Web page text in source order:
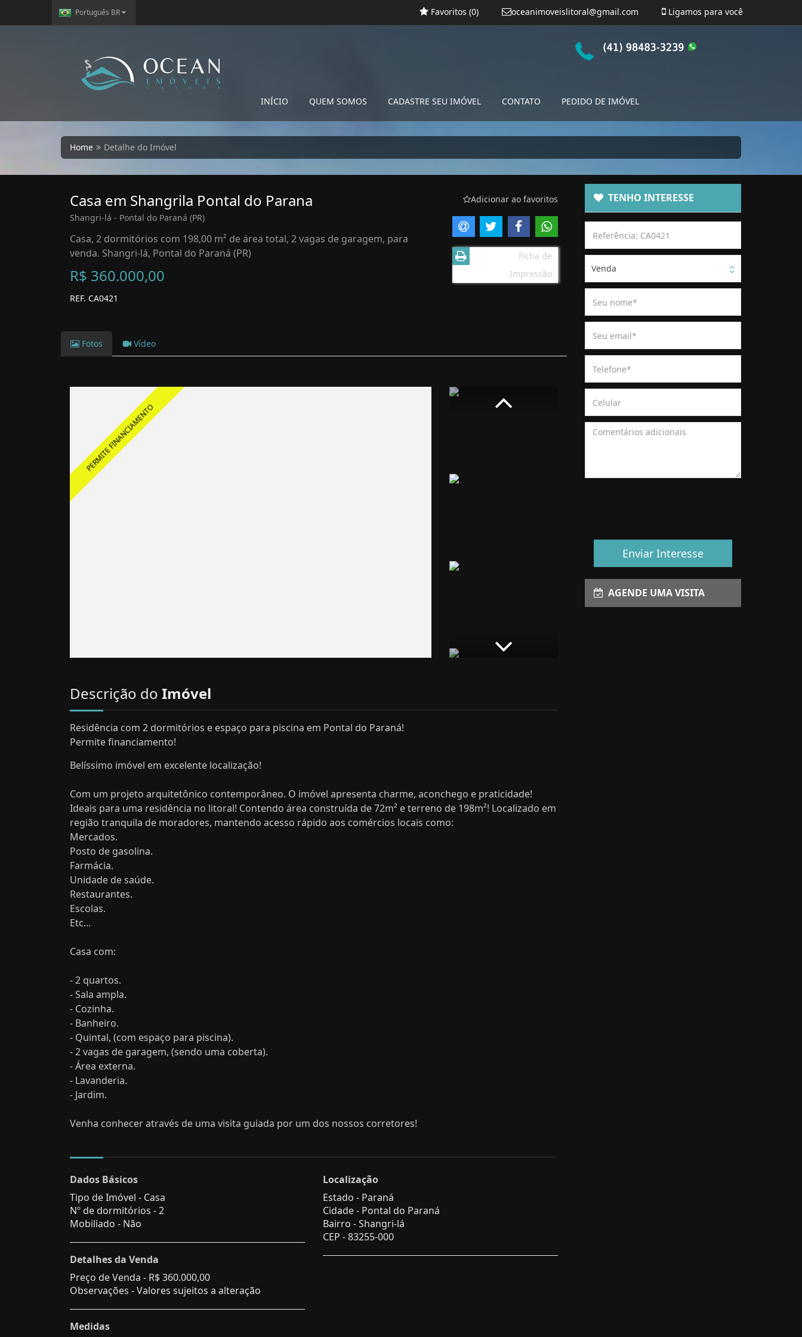
Português BR Ligamos para você
oceanimoveislitoral@gmail.com
Favoritos (0)
INÍCIO QUEM SOMOS CADASTRE SEU IMÓVEL CONTATO PEDIDO DE IMÓVEL
Home Detalhe do Imóvel
Casa em Shangrila Pontal do Parana
Shangri-lá - Pontal do Paraná (PR)
Casa, 2 dormitórios com 198,00 m² de área total, 2 vagas de garagem, para
venda. Shangri-lá, Pontal do Paraná (PR)
R$ 360.000,00
REF. CA0421
Adicionar ao favoritos
Ficha de
Impressão
Fotos Vídeo
Descrição do Imóvel
Residência com 2 dormitórios e espaço para piscina em Pontal do Paraná!
Permite financiamento!
Belíssimo imóvel em excelente localização!
Com um projeto arquitetônico contemporâneo. O imóvel apresenta charme, aconchego e praticidade!
Ideais para uma residência no litoral! Contendo área construída de 72m² e terreno de 198m²! Localizado em
região tranquila de moradores, mantendo acesso rápido aos comércios locais como:
Mercados.
Posto de gasolina.
Farmácia.
Unidade de saúde.
Restaurantes.
Escolas.
Etc...
Casa com:
- 2 quartos.
- Sala ampla.
- Cozinha.
- Banheiro.
- Quintal, (com espaço para piscina).
- 2 vagas de garagem, (sendo uma coberta).
- Área externa.
- Lavanderia.
- Jardim.
Venha conhecer através de uma visita guiada por um dos nossos corretores!
Dados Básicos
Tipo de Imóvel - Casa
Nº de dormitórios - 2
Mobiliado - Não
Detalhes da Venda
Preço de Venda - R$ 360.000,00
Observações - Valores sujeitos a alteração
Medidas
Localização
Estado - Paraná
Cidade - Pontal do Paraná
Bairro -Shangri-lá
CEP -83255-000
TENHO INTERESSE
Venda
Enviar Interesse
AGENDE UMA VISITA